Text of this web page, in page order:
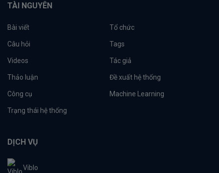
TÀI NGUYÊN
Bài viết Tổ chức
Câu hỏi Tags
Videos Tác giả
Thảo luận Đề xuất hệ thống
Công cụ Machine Learning
Trạng thái hệ thống
DỊCH VỤ
Viblo